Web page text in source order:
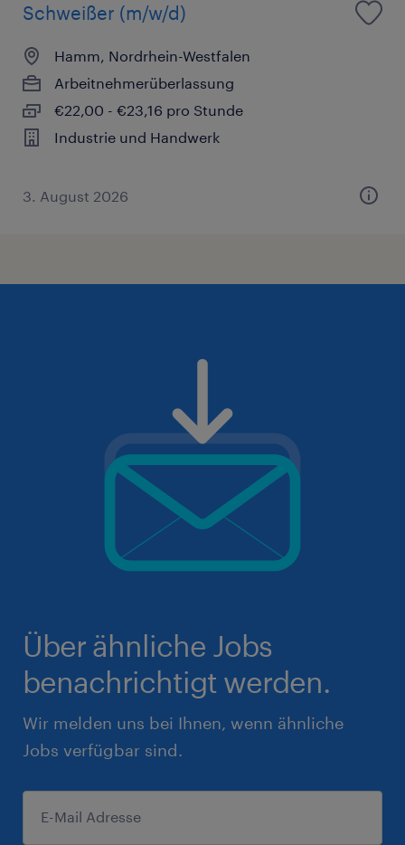
Schweißer (m/w/d)
Hamm, Nordrhein-Westfalen
Arbeitnehmerüberlassung
€22,00 - €23,16 pro Stunde
Industrie und Handwerk
3. August 2026
Über ähnliche Jobs
benachrichtigt werden.
Wir melden uns bei Ihnen, wenn ähnliche
Jobs verfügbar sind.